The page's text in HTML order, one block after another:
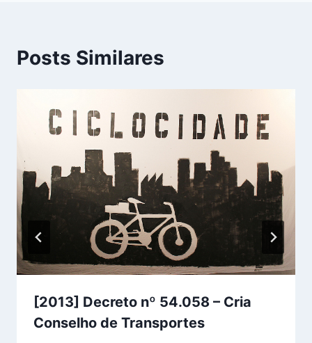
Posts Similares
[2013] Decreto nº 54.058 – Cria
Conselho de Transportes